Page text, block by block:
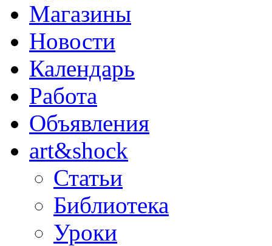
Магазины
Новости
Календарь
Работа
Объявления
art&shock
Статьи
Библиотека
Уроки